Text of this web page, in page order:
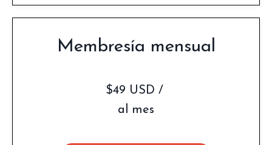
Membresía mensual
$49 USD /
al mes